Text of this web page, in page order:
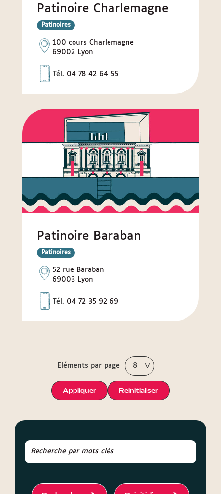
Patinoire Charlemagne
Sous-
(équipement)
Patinoires
Adresse
100 cours Charlemagne
69002 Lyon
Tél. Téléphone
04 78 42 64 55
Patinoire Baraban
Sous-
(équipement)
Patinoires
Adresse
52 rue Baraban
69003 Lyon
Tél. Téléphone
04 72 35 92 69
Eléments par page
Appliquer Reinitialiser